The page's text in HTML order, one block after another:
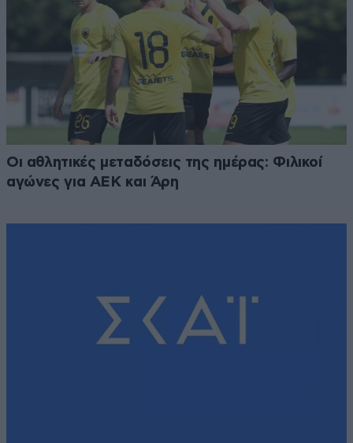
Οι αθλητικές μεταδόσεις της ημέρας: Φιλικοί
αγώνες για ΑΕΚ και Άρη